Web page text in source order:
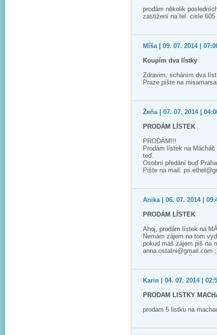
prodám několik
zastižení na tel. cisle 605
Míša | 09. 07. 2014 |
Koupím dva lístky
Zdravim, scháním dva
Praze pište na
Žeňa | 07. 07. 2014 |
PRODÁM LÍSTEK
PRODÁM!!!
Prodám lístek na
teď.
Osobní předání buď
Pište na mail:
Anika | 06. 07. 2014 |
PRODÁM LÍSTEK
Ahoj, prodám lístek na
Nemám zájem na tom
pokud máš zájem piš na
anna.ostatni@gmail.com
Karin | 04. 07. 2014 |
PRODAM LISTKY
prodam 5 listku na